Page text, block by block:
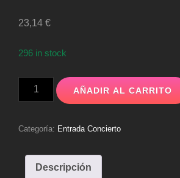
23,14 €
296 in stock
SEVILLA
-
GENERAL
cantidad
AÑADIR AL CARRITO
Categoría: Entrada Concierto
Descripción